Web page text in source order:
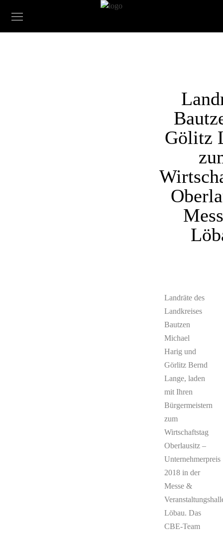
Gölitz
Landräte des
Landkreises
Bautzen
Michael
Harig und
Görlitz Bernd
Lange, laden
mit Ihren
Bürgermeistern
zum
Wirtschaftstag
Oberlausitz –
Unternehmerpreis
2018 in der
Messe &
Löbau. Das
CBE-Team